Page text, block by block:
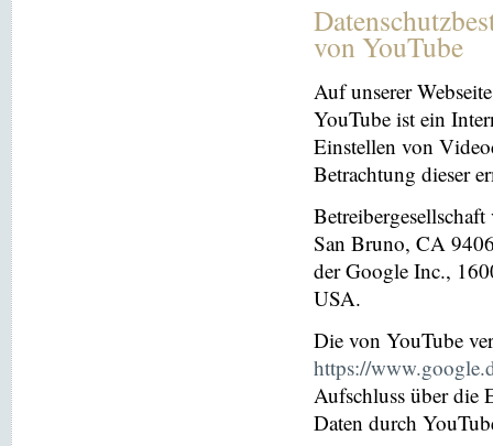
von YouTube
Auf unserer
YouTube ist ein
Einstellen von
Betrachtung dieser
San Bruno, CA
der Google Inc.,
USA.
Die von YouTube
https://
Aufschluss über die
Daten durch